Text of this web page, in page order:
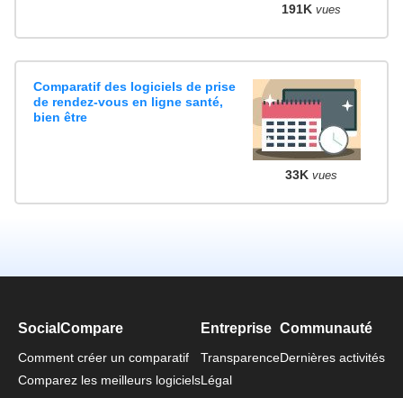
191K vues
Comparatif des logiciels de prise
de rendez-vous en ligne santé,
bien être
33K vues
SocialCompare
Comment créer un comparatif
Comparez les meilleurs logiciels
Entreprise
Transparence
Légal
Communauté
Dernières activités